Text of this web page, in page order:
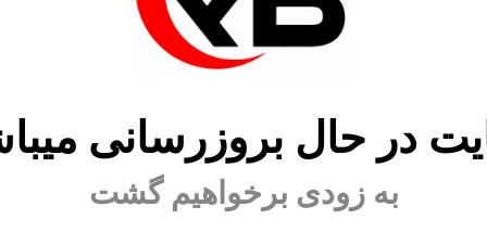
در حال بروزرسانی
به زودی برخواهیم گشت